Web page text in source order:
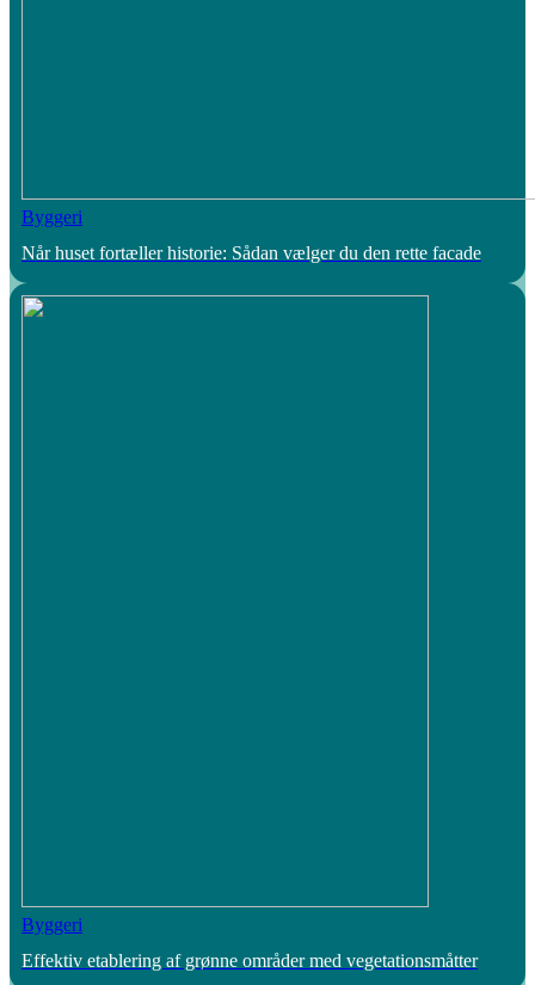
Byggeri
Når huset fortæller historie: Sådan vælger du den rette facade
Byggeri
Effektiv etablering af grønne områder med vegetationsmåtter